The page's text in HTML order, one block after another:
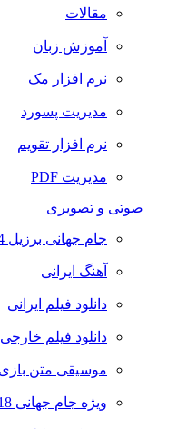
مقالات
آموزش زبان
نرم افزار مک
مدیریت پسورد
نرم افزار تقویم
مدیریت PDF
صوتی و تصویری
جام جهانی برزیل 2014
آهنگ ایرانی
دانلود فیلم ایرانی
دانلود فیلم خارجی
موسیقی متن
ویژه جام جهانی 2018 روسیه